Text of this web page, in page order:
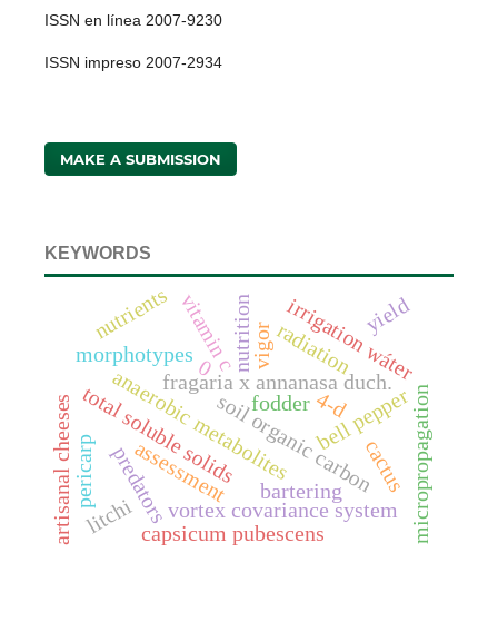
ISSN en línea 2007-9230
ISSN impreso 2007-2934
MAKE A SUBMISSION
KEYWORDS
fragaria x annanasa duch.
anaerobic metabolites
total soluble solids
vitamin c
soil organic carbon
bell pepper
vortex covariance system
artisanal cheeses predators
assessment
irrigation wáter
capsicum pubescens
morphotypes
litchi
nutrition
pericarp
radiation
nutrients
vigor
cactus micropropagation
0
4-d
fodder
yield
bartering